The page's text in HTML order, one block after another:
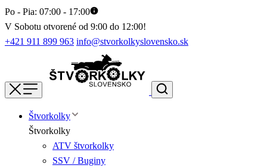
Po - Pia: 07:00 - 17:00
V Sobotu otvorené od 9:00 do 12:00!
+421 911 899 963 info@stvorkolkyslovensko.sk
Štvorkolky
Štvorkolky
ATV štvorkolky
SSV / Buginy